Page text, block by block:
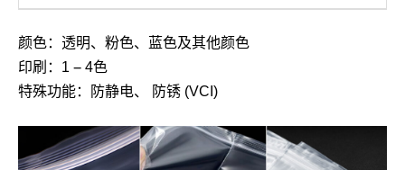
颜色：透明、粉色、蓝色及其他颜色
印刷：1 – 4色
特殊功能：防静电、 防锈 (VCI)